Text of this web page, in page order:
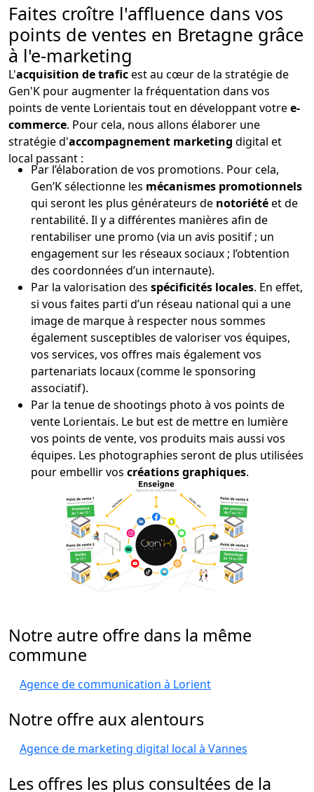
Faites croître l'affluence dans vos
points de ventes en Bretagne grâce
à l'e-marketing
L'acquisition de traficest au cœur de la stratégie de
Gen'K pour augmenter la fréquentation dans vos
points de vente Lorientais tout en développant votree-
commerce. Pour cela, nous allons élaborer une
stratégie d'accompagnement marketing digital et
local passant :
Par l’élaboration de vos promotions. Pour cela,
Gen’K sélectionne les mécanismes promotionnels
qui seront les plus générateurs de notoriétéet de
rentabilité. Il y a différentes manières afin de
rentabiliser une promo (via un avis positif ; un
engagement sur les réseaux sociaux ; l’obtention
des coordonnées d’un internaute).
Par la valorisation des spécificités locales. En effet,
si vous faites parti d’un réseau national qui a une
image de marque à respecter nous sommes
également susceptibles de valoriser vos équipes,
vos services, vos offres mais également vos
partenariats locaux (comme le sponsoring
associatif).
Par la tenue de shootings photo à vos points de
vente Lorientais. Le but est de mettre en lumière
vos points de vente, vos produits mais aussi vos
équipes. Les photographies seront de plus utilisées
pour embellir vos créations graphiques.
Notre autre offre dans la même
commune
Agence de communication à Lorient
Notre offre aux alentours
Agence de marketing digital local à Vannes
Les offres les plus consultées de la